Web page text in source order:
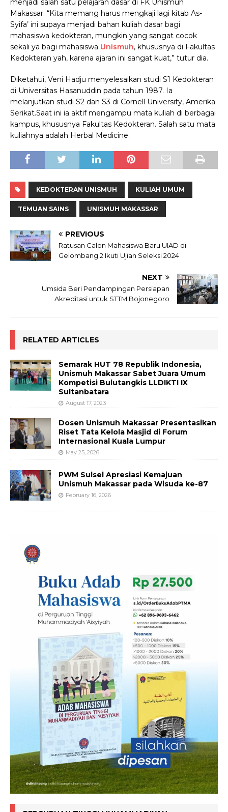
menjadi salah satu pelajaran dasar di FK Unismuh
Makassar. “Kita memang harus mengkaji lagi kitab As-
Syifa’ ini supaya menjadi bahan kuliah dasar bagi
mahasiswa kedokteran, mungkin yang sangat cocok
sekali ya bagi mahasiswa Unismuh, khususnya di Fakultas
Kedokteran yah, karena ajaran ini sangat kuat,” tutur dia.
Diketahui, Veni Hadju menyelesaikan studi S1 Kedokteran
di Universitas Hasanuddin pada tahun 1987. Ia
melanjutkan studi S2 dan S3 di Cornell University, Amerika
Serikat.Saat ini ia aktif mengampu mata kuliah di berbagai
kampus, khususnya Fakultas Kedokteran. Salah satu mata
kuliahnya adalah Herbal Medicine.
KEDOKTERAN UNISMUH KULIAH UMUM
TEMUAN SAINS UNISMUH MAKASSAR
PREVIOUS
Ratusan Calon Mahasiswa Baru UIAD di
Gelombang 2 Ikuti Ujian Seleksi 2024
NEXT
Umsida Beri Pendampingan Persiapan
Akreditasi untuk STTM Bojonegoro
RELATED ARTICLES
Semarak HUT 78 Republik Indonesia,
Unismuh Makassar Sabet Juara Umum
Kompetisi Bulutangkis LLDIKTI IX
Sultanbatara
August 17, 2023
Dosen Unismuh Makassar Presentasikan
Riset Tata Kelola Masjid di Forum
Internasional Kuala Lumpur
May 25, 2026
PWM Sulsel Apresiasi Kemajuan
Unismuh Makassar pada Wisuda ke-87
February 16, 2026